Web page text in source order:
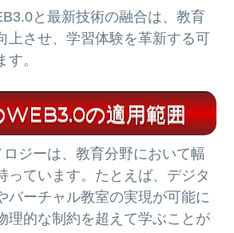
と最新技術の融合は、教育
上させ、学習体験を革新する可
。
WEB3.0の適用範囲
ジーは、教育分野において幅
っています。たとえば、デジタ
バーチャル教室の実現が可能に
理的な制約を超えて学ぶことが